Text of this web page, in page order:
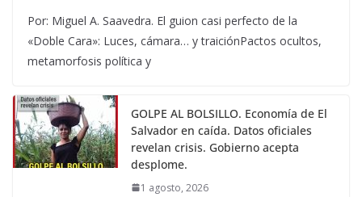
Por: Miguel A. Saavedra. El guion casi perfecto de la
«Doble Cara»: Luces, cámara… y traiciónPactos ocultos,
metamorfosis política y
GOLPE AL BOLSILLO. Economía de El
Salvador en caída. Datos oficiales
revelan crisis. Gobierno acepta
desplome.
1 agosto, 2026